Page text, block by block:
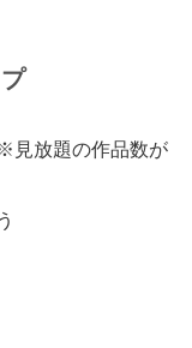
見放題の作品数が